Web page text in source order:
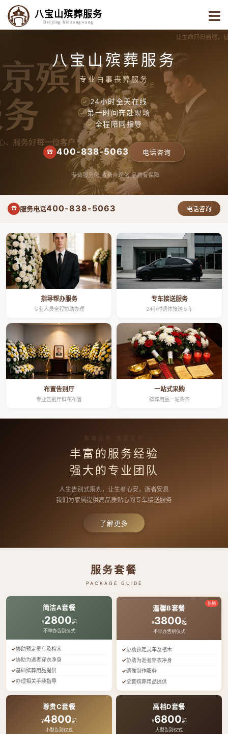
八宝山殡葬服务
Beijing binzangwang
八宝山殡葬服务
专业白事丧葬服务
✓ 24小时全天在线
✓ 第一时间奔赴现场
✓ 全程陪同指导
☎ 400-838-5063 电话咨询
专业服务化 收费合理化 品质有保障
☎ 服务电话400-838-5063 电话咨询
指导帮办服务
专业人员全程协助办理
专车接送服务
24小时遗体接送专车
布置告别厅
专业告别厅鲜花布置
一站式采购
殡葬用品一站购齐
高端品质 按需定制
丰富的服务经验
强大的专业团队
人生告别式策划，让生者心安，逝者安息
我们为家属提供高品质贴心的专车接送服务
了解更多
服务套餐
PACKAGE GUIDE
简洁A套餐
¥2800起
不举办告别仪式
协助预定灵车及棺木
协助为逝者穿衣净身
基础殡葬用品提供
办理相关手续指导
热销
温馨B套餐
¥3800起
不举办告别仪式
协助预定灵车及棺木
协助为逝者穿衣净身
遗像制作服务
全套殡葬用品提供
尊贵C套餐
¥4800起
小型告别仪式
高档D套餐
¥6800起
大型告别仪式